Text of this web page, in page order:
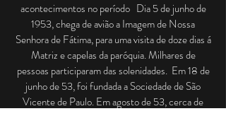
acontecimentos no período Dia 5 de junho de
1953, chega de avião a Imagem de Nossa
Senhora de Fátima, para uma visita de doze dias á
Matriz e capelas da paróquia. Milhares de
pessoas participaram das solenidades. Em 18 de
junho de 53, foi fundada a Sociedade de São
Vicente de Paulo. Em agosto de 53, cerca de